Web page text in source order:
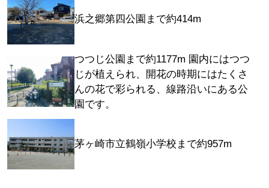
浜之郷第四公園まで約414m
つつじ公園まで約1177m 園内にはつつ
じが植えられ、開花の時期にはたくさ
んの花で彩られる、線路沿いにある公
園です。
茅ヶ崎市立鶴嶺小学校まで約957m